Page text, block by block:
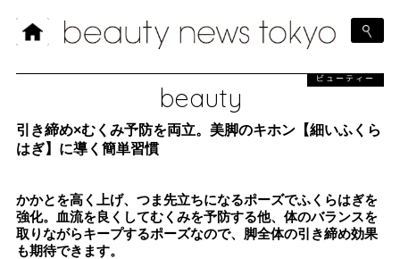
beauty
ビューティー
引き締め×むくみ予防を両立。美脚のキホン【細いふくら
はぎ】に導く簡単習慣
かかとを高く上げ、つま先立ちになるポーズでふくらはぎを
強化。血流を良くしてむくみを予防する他、体のバランスを
取りながらキープするポーズなので、脚全体の引き締め効果
も期待できます。